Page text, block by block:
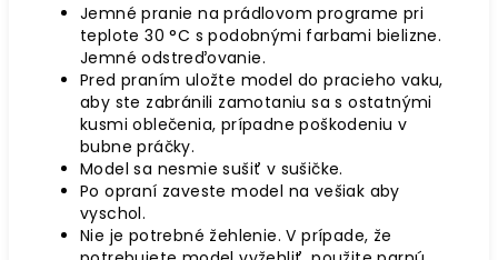
Jemné pranie na prádlovom programe pri
teplote 30 °C s podobnými farbami bielizne.
Jemné odstreďovanie.
Pred praním uložte model do pracieho vaku,
aby ste zabránili zamotaniu sa s ostatnými
kusmi oblečenia, prípadne poškodeniu v
bubne práčky.
Model sa nesmie sušiť v sušičke.
Po opraní zaveste model na vešiak aby
vyschol.
Nie je potrebné žehlenie. V prípade, že